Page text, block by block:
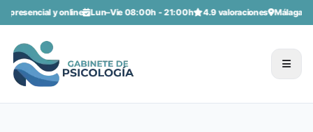
y online Lun–Vie 08:00h - 21:00h 4.9 valoraciones Málaga centro ·